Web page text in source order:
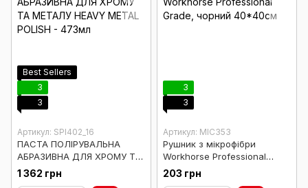
Best Sellers
3
3
Артикул: SPI402_16
ПАСТА ПОЛІРУВАЛЬНА
АБРАЗИВНА ДЛЯ ХРОМУ ТА
МЕТАЛУ HEAVY METAL
POLISH - 473мл
1 362 грн
3
3
Артикул: MIC353
Рушник з мікрофібри
Workhorse Professional
Grade, чорний 40*40см
203 грн